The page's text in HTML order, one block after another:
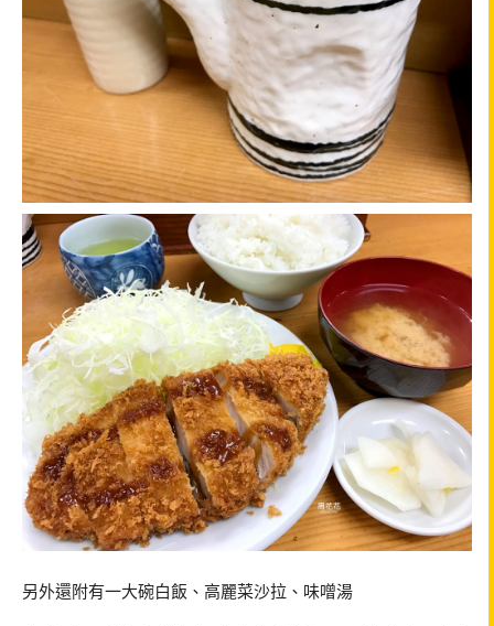
另外還附有一大碗白飯、高麗菜沙拉、味噌湯